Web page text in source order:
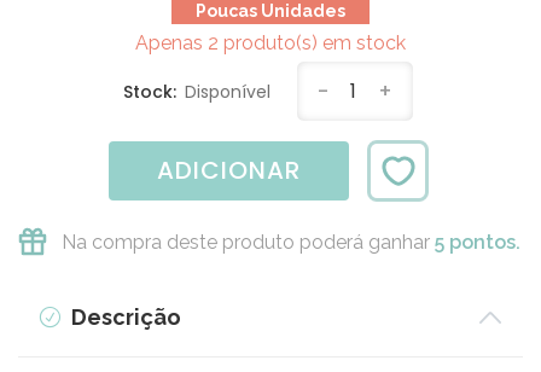
Poucas Unidades
Apenas 2 produto(s) em stock
Stock: Disponível - 1 +
ADICIONAR
Na compra deste produto poderá ganhar 5 pontos.
Descrição